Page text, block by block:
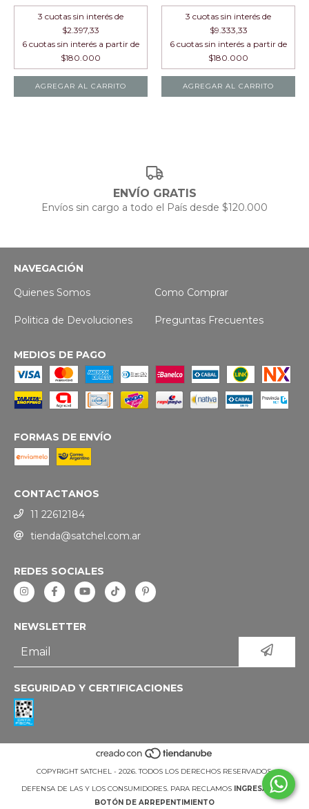
3 cuotas sin interés de
$2.397,33
AGREGAR AL CARRITO
3 cuotas sin interés de
$9.333,33
AGREGAR AL CARRITO
ENVÍO GRATIS
Envíos sin cargo a todo el País desde $120.000
NAVEGACIÓN
Quienes Somos
Como Comprar
Politica de Devoluciones Preguntas Frecuentes
MEDIOS DE PAGO
FORMAS DE ENVÍO
CONTACTANOS
11 22612184
tienda@satchel.com.ar
REDES SOCIALES
NEWSLETTER
SEGURIDAD Y CERTIFICACIONES
COPYRIGHT SATCHEL - 2026. TODOS LOS DERECHOS RESERVADOS.
DEFENSA DE LAS Y LOS CONSUMIDORES. PARA RECLAMOS
INGRESÁ ACÁ.
BOTÓN DE ARREPENTIMIENTO